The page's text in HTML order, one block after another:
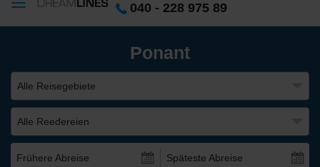
040 - 228 975 89
Ponant
Alle Reisegebiete
Alle Reedereien
Frühere Abreise Späteste Abreise